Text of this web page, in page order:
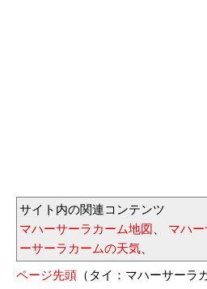
サイト内の関連コンテンツ
マハーサーラカーム地図 、 マハ
ーサーラカームの天気、
ページ先頭 （タイ：マハーサーラ